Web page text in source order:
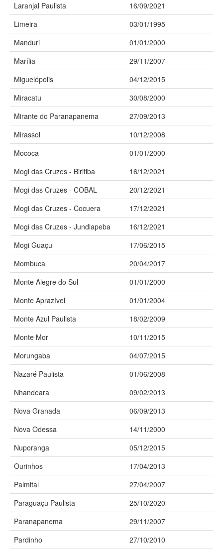
Laranjal Paulista
16/09/2021
Limeira
03/01/1995
Manduri
01/01/2000
Marília
29/11/2007
Miguelópolis
04/12/2015
Miracatu
30/08/2000
Mirante do Paranapanema
27/09/2013
Mirassol
10/12/2008
Mococa
01/01/2000
Mogi das Cruzes - Biritiba
16/12/2021
Mogi das Cruzes - COBAL
20/12/2021
Mogi das Cruzes - Cocuera
17/12/2021
Mogi das Cruzes - Jundiapeba
16/12/2021
Mogi Guaçu
17/06/2015
Mombuca
20/04/2017
Monte Alegre do Sul
01/01/2000
Monte Aprazível
01/01/2004
Monte Azul Paulista
18/02/2009
Monte Mor
10/11/2015
Morungaba
04/07/2015
Nazaré Paulista
01/06/2008
Nhandeara
09/02/2013
Nova Granada
06/09/2013
Nova Odessa
14/11/2000
Nuporanga
05/12/2015
Ourinhos
17/04/2013
Palmital
27/04/2007
Paraguaçu Paulista
25/10/2020
Paranapanema
29/11/2007
Pardinho
27/10/2010